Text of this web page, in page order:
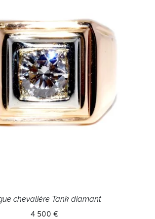
chevalière Tank diamant
4 500 €